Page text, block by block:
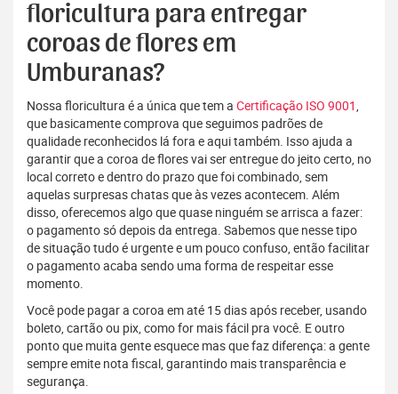
floricultura para entregar
coroas de flores em
Umburanas?
Nossa floricultura é a única que tem a Certificação ISO 9001,
que basicamente comprova que seguimos padrões de
qualidade reconhecidos lá fora e aqui também. Isso ajuda a
garantir que a coroa de flores vai ser entregue do jeito certo, no
local correto e dentro do prazo que foi combinado, sem
aquelas surpresas chatas que às vezes acontecem. Além
disso, oferecemos algo que quase ninguém se arrisca a fazer:
o pagamento só depois da entrega. Sabemos que nesse tipo
de situação tudo é urgente e um pouco confuso, então facilitar
o pagamento acaba sendo uma forma de respeitar esse
momento.
Você pode pagar a coroa em até 15 dias após receber, usando
boleto, cartão ou pix, como for mais fácil pra você. E outro
ponto que muita gente esquece mas que faz diferença: a gente
sempre emite nota fiscal, garantindo mais transparência e
segurança.